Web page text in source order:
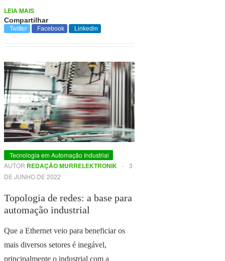
LEIA MAIS
Compartilhar
Twitter Facebook Linkedin
Tecnologia em Automação Industrial
AUTOR REDAÇÃO MURRELEKTRONIK - 3
DE JUNHO DE 2022
Topologia de redes: a base para
automação industrial
Que a Ethernet veio para beneficiar os
mais diversos setores é inegável,
principalmente o industrial com a